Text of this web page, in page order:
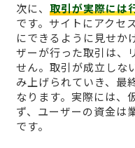
次に、 取引が実際には
です。サイトにアクセ
にできるように見せか
ザーが行った取引は、
せん。取引が成立しな
み上げられていき、最
なります。実際には、
ず、ユーザーの資金は
です。